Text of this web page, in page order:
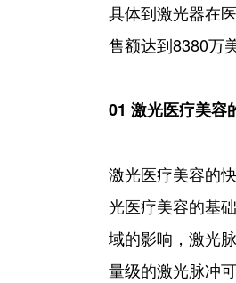
具体到激光器在
售额达到8380万
01 激光医疗美容
激光医疗美容的
光医疗美容的基
域的影响，激光
量级的激光脉冲